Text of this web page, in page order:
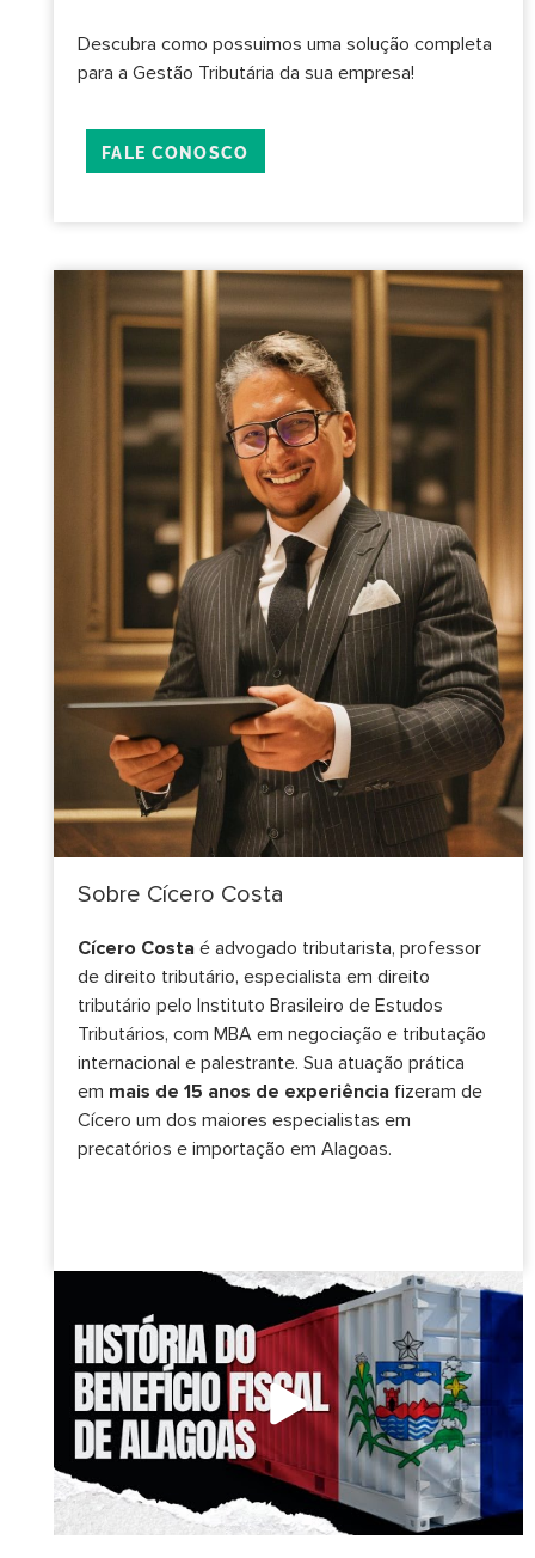
Descubra como possuimos uma solução completa
para a Gestão Tributária da sua empresa!
FALE CONOSCO
Sobre Cícero Costa
Cícero Costa é advogado tributarista, professor
de direito tributário, especialista em direito
tributário pelo Instituto Brasileiro de Estudos
Tributários, com MBA em negociação e tributação
internacional e palestrante. Sua atuação prática
em mais de 15 anos de experiência fizeram de
Cícero um dos maiores especialistas em
precatórios e importação em Alagoas.